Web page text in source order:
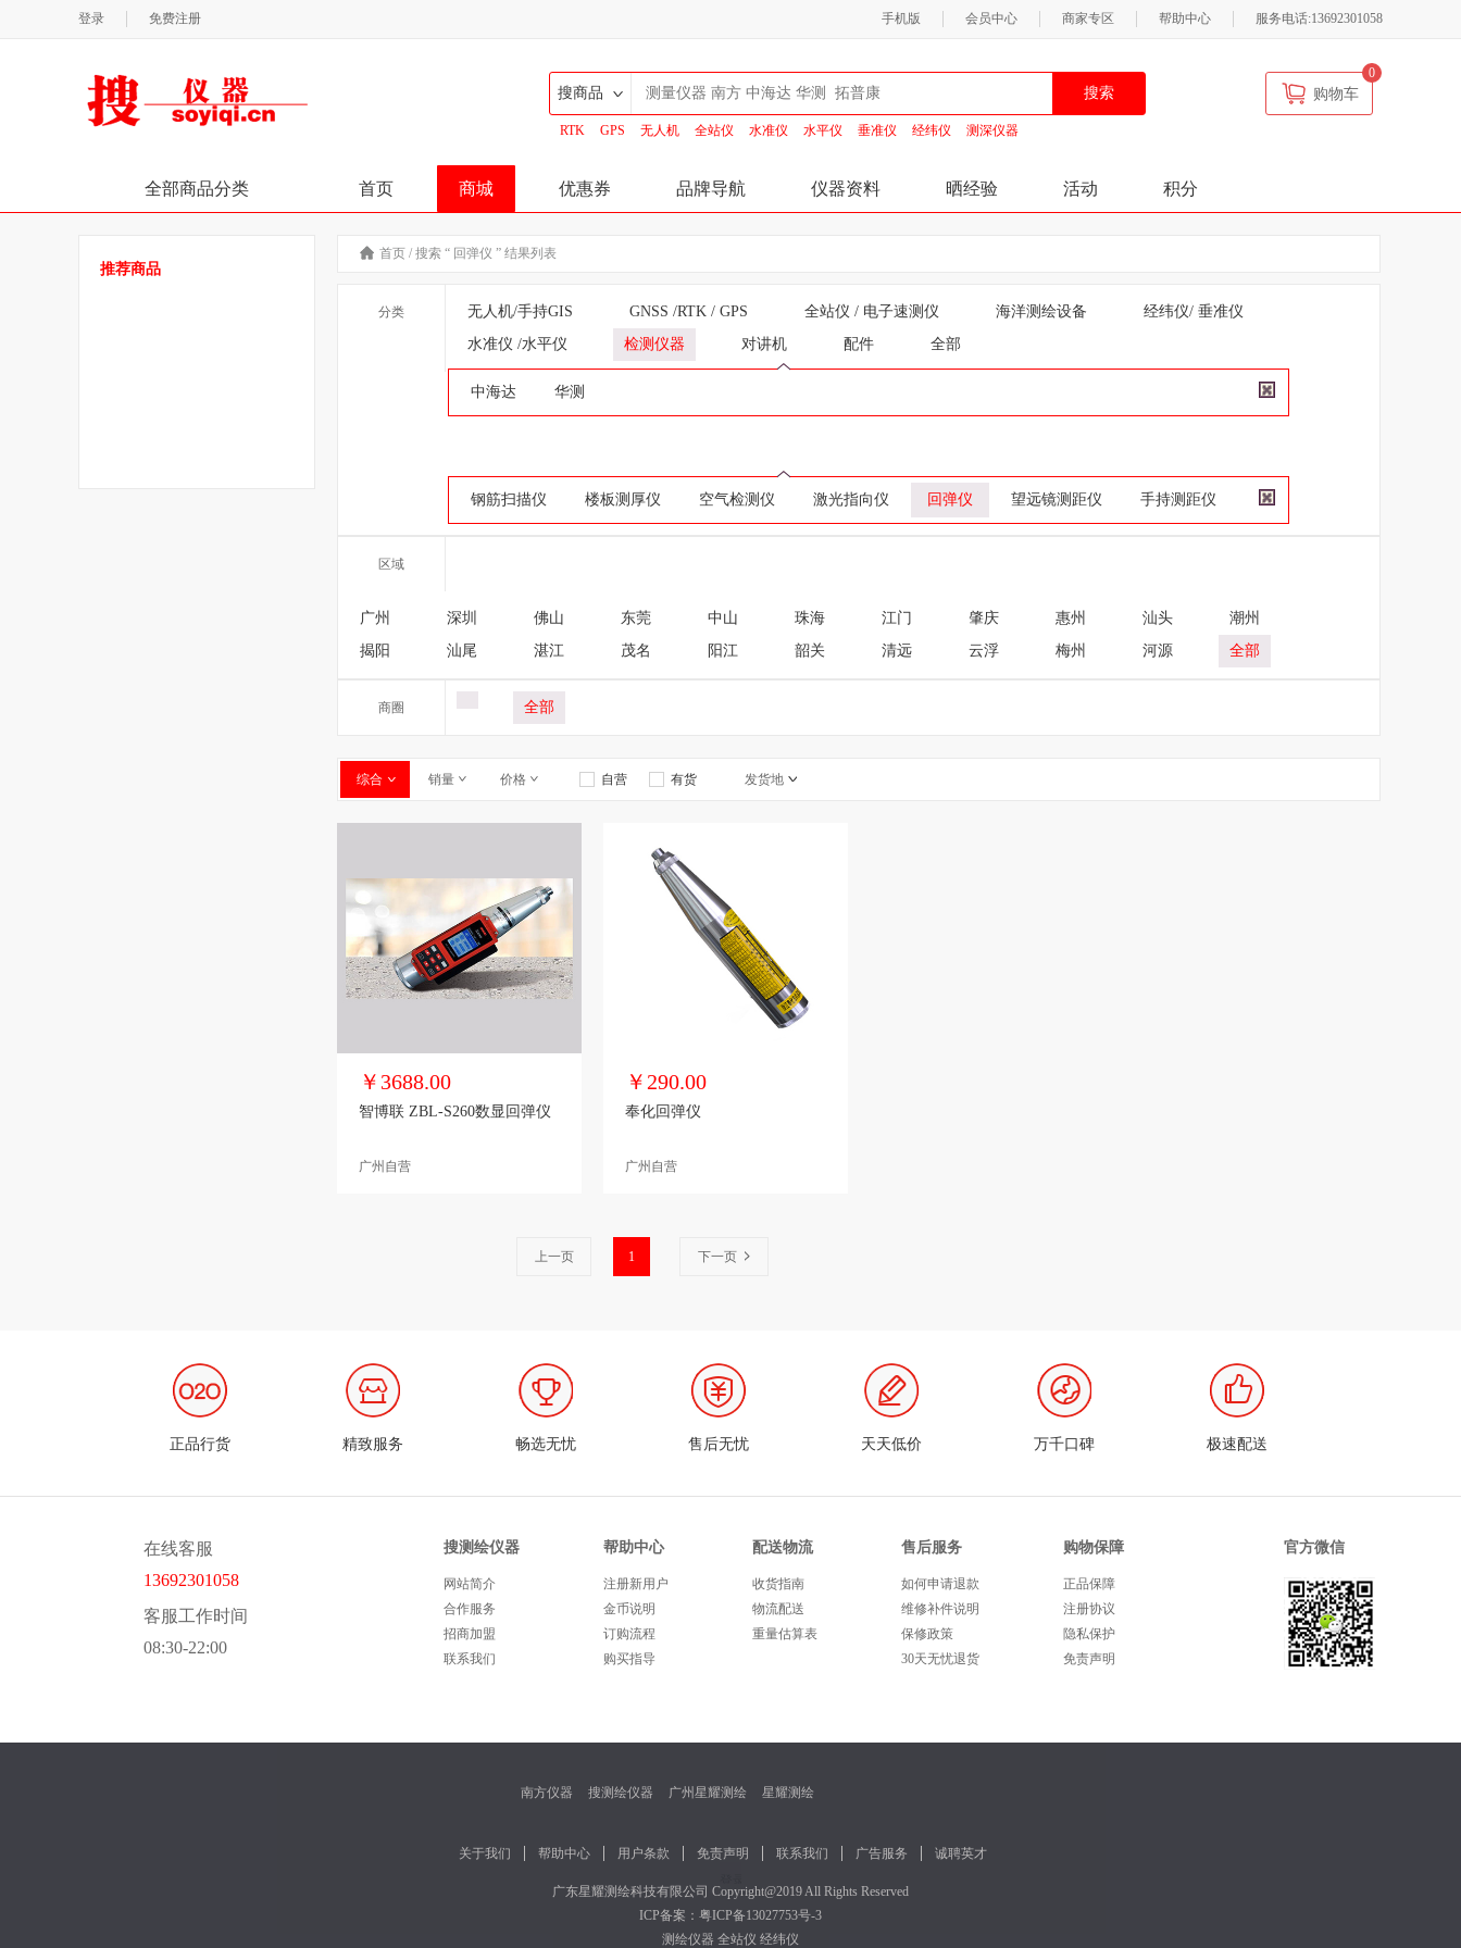
登录 免费注册 手机版 会员中心 商家专区 帮助中心 服务电话:13692301058
搜商品
搜商品
搜商家
搜索
RTK GPS 无人机 全站仪 水准仪 水平仪 垂准仪 经纬仪 测深仪器
购物车
0
全部商品分类 首页 商城 优惠券 品牌导航 仪器资料 晒经验 活动 积分
推荐商品
首页 / 搜索 “ 回弹仪 ” 结果列表
分类 无人机/手持GIS GNSS /RTK / GPS 全站仪 / 电子速测仪 海洋测绘设备
经纬仪/ 垂准仪
水准仪 /水平仪
检测仪器 对讲机 配件 全部
中海达 华测
钢筋扫描仪 楼板测厚仪 空气检测仪 激光指向仪 回弹仪 望远镜测距仪 手持测距仪
区域
广州 深圳 佛山 东莞 中山 珠海 江门 肇庆 惠州 汕头
潮州
揭阳
汕尾 湛江 茂名 阳江 韶关 清远 云浮 梅州 河源 全部
商圈 全部
综合 销量 价格 自营 有货 发货地
￥3688.00
智博联 ZBL-S260数显回弹仪
广州自营
￥290.00
奉化回弹仪
广州自营
上一页 1 下一页
正品行货 精致服务 畅选无忧 售后无忧 天天低价 万千口碑 极速配送
在线客服
13692301058
客服工作时间
08:30-22:00
搜测绘仪器
网站简介
合作服务
招商加盟
联系我们
帮助中心
注册新用户
金币说明
订购流程
购买指导
配送物流
收货指南
物流配送
重量估算表
售后服务
如何申请退款
维修补件说明
保修政策
30天无忧退货
购物保障
正品保障
注册协议
隐私保护
免责声明
官方微信
南方仪器 搜测绘仪器 广州星耀测绘 星耀测绘
关于我们 帮助中心 用户条款 免责声明 联系我们 广告服务 诚聘英才
广东星耀测绘科技有限公司 Copyright@2019 All Rights Reserved
ICP备案： 粤ICP备13027753号-3
测绘仪器 全站仪 经纬仪